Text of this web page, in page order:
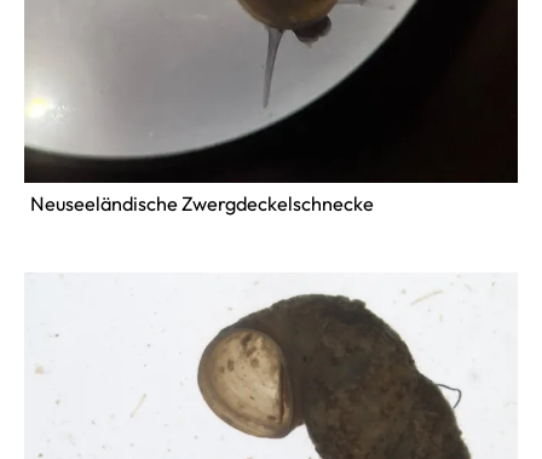
Neuseeländische Zwergdeckelschnecke